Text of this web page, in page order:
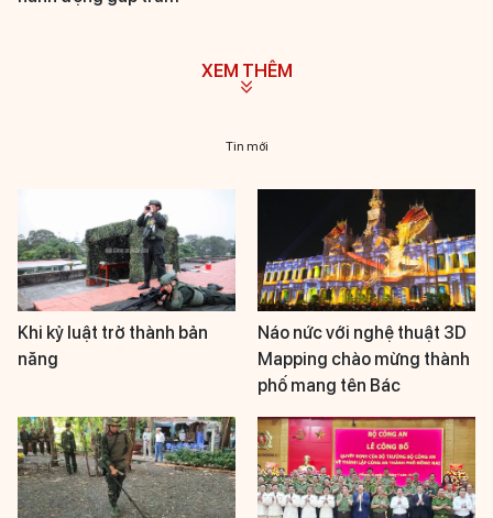
XEM THÊM
Tin mới
Khi kỷ luật trở thành bản
năng
Náo nức với nghệ thuật 3D
Mapping chào mừng thành
phố mang tên Bác